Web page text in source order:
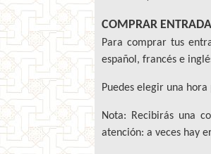
COMPRAR
Para comprar tus
español, francés e
Puedes elegir una
Nota: Recibirás una
atención: a veces hay